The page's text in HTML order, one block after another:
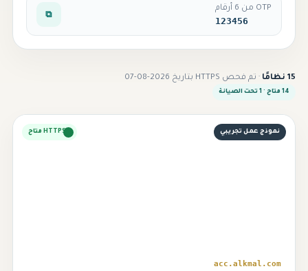
OTP من 6 أرقام
123456
⧉
15 نظامًا · تم فحص HTTPS بتاريخ 2026-08-07
14 متاح · 1 تحت الصيانة
نموذج عمل تجريبي HTTPS متاح
acc.alkmal.com